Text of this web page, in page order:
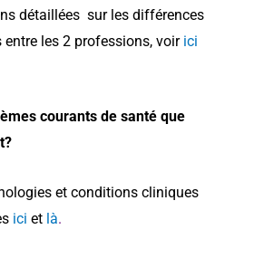
détaillées sur les différences
les 2 professions, voir ici
courants de santé que
et conditions cliniques
ici et là.